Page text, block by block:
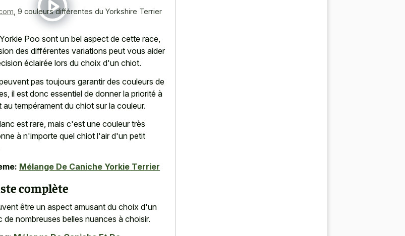
9 couleurs différentes du Yorkshire Terrier
Poo sont un bel aspect de cette race,
des différentes variations peut vous aider
éclairée lors du choix d'un chiot.
pas toujours garantir des couleurs de
il est donc essentiel de donner la priorité à
au tempérament du chiot sur la couleur.
est rare, mais c'est une couleur très
à n'importe quel chiot l'air d'un petit
Mélange De Caniche Yorkie Terrier
complète
être un aspect amusant du choix d'un
de nombreuses belles nuances à choisir.